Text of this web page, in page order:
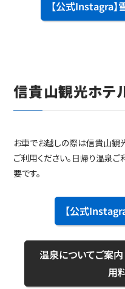
【公式Instagra
信貴山観光ホテ
お車でお越しの際は信貴山観
ご利用ください。日帰り温泉
要です。
【公式
温泉についてご案内
用